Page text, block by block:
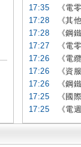
17:35
《電
17:28
《其
17:28
《鋼
17:27
《電
17:26
《電
17:26
《資
17:26
《鋼
17:25
《國
17:25
《電